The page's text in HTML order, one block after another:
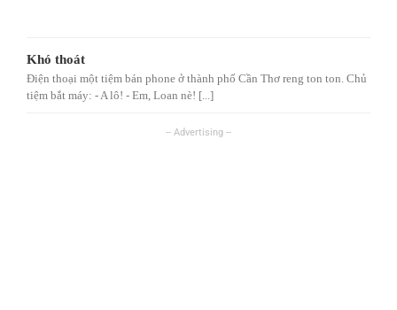
Khó thoát
Điện thoại một tiệm bán phone ở thành phố Cần Thơ reng ton ton. Chủ
tiệm bắt máy: - A lô! - Em, Loan nè! [...]